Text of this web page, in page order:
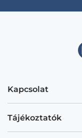
Kapcsolat
Tájékoztatók